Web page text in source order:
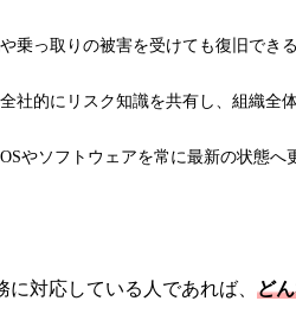
乗っ取りの被害を受けても復旧でき
社的にリスク知識を共有し、組織全
やソフトウェアを常に最新の状態へ
対応している人であれば、 ど